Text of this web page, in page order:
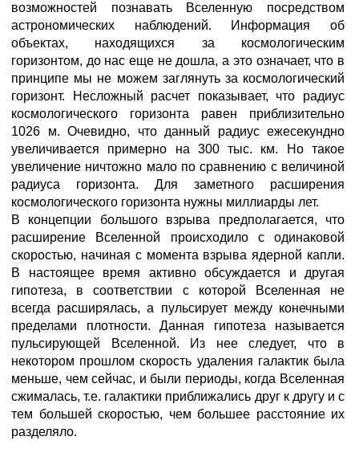
возможностей познавать Вселенную посредством
астрономических наблюдений. Информация об
объектах, находящихся за космологическим
горизонтом, до нас еще не дошла, а это означает, что в
принципе мы не можем заглянуть за космологический
горизонт. Несложный расчет показывает, что радиус
космологического горизонта равен приблизительно
1026 м. Очевидно, что данный радиус ежесекундно
увеличивается примерно на 300 тыс. км. Но такое
увеличение ничтожно мало по сравнению с величиной
радиуса горизонта. Для заметного расширения
космологического горизонта нужны миллиарды лет.
В концепции большого взрыва предполагается, что
расширение Вселенной происходило с одинаковой
скоростью, начиная с момента взрыва ядерной капли.
В настоящее время активно обсуждается и другая
гипотеза, в соответствии с которой Вселенная не
всегда расширялась, а пульсирует между конечными
пределами плотности. Данная гипотеза называется
пульсирующей Вселенной. Из нее следует, что в
некотором прошлом скорость удаления галактик была
меньше, чем сейчас, и были периоды, когда Вселенная
сжималась, т.е. галактики приближались друг к другу и с
тем большей скоростью, чем большее расстояние их
разделяло.